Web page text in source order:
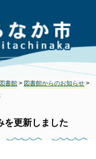
書館 > 図書館からのお知らせ >
を更新しました